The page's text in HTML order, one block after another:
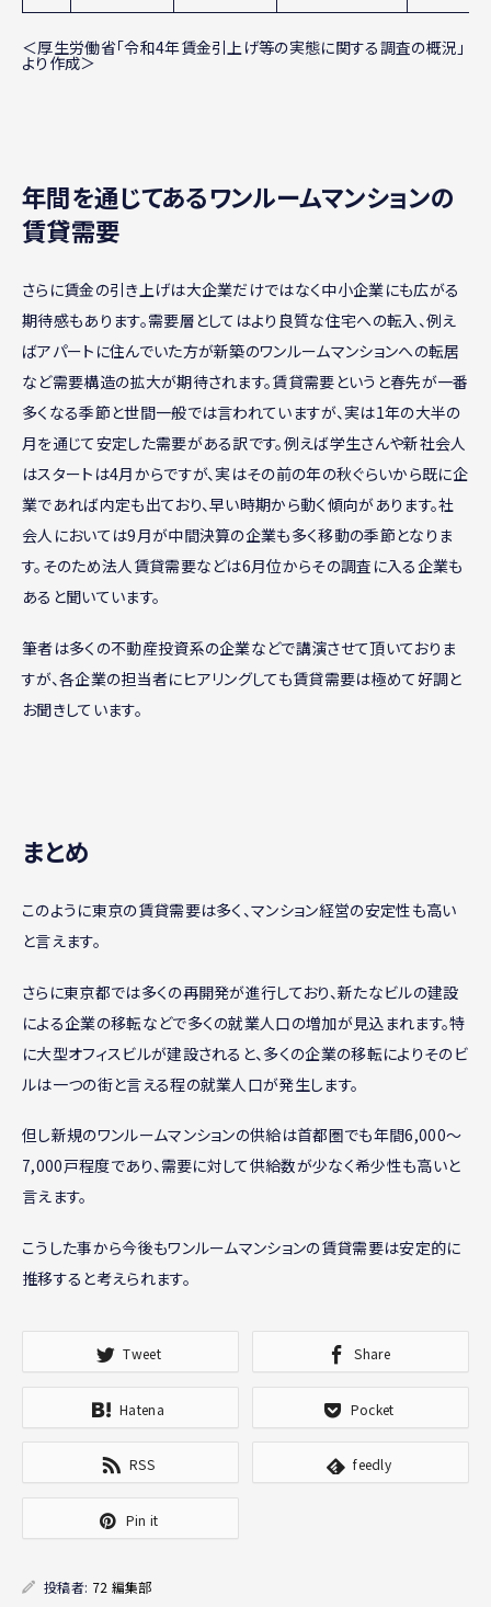
＜厚生労働省「令和4年賃金引上げ等の実態に関する調査の概況」
より作成＞
年間を通じてあるワンルームマンションの
賃貸需要
さらに賃金の引き上げは大企業だけではなく中小企業にも広がる
期待感もあります。需要層としてはより良質な住宅への転入、例え
ばアパートに住んでいた方が新築のワンルームマンションへの転居
など需要構造の拡大が期待されます。賃貸需要というと春先が一番
多くなる季節と世間一般では言われていますが、実は1年の大半の
月を通じて安定した需要がある訳です。例えば学生さんや新社会人
はスタートは4月からですが、実はその前の年の秋ぐらいから既に企
業であれば内定も出ており、早い時期から動く傾向があります。社
会人においては9月が中間決算の企業も多く移動の季節となりま
す。そのため法人賃貸需要などは6月位からその調査に入る企業も
あると聞いています。
筆者は多くの不動産投資系の企業などで講演させて頂いておりま
すが、各企業の担当者にヒアリングしても賃貸需要は極めて好調と
お聞きしています。
まとめ
このように東京の賃貸需要は多く、マンション経営の安定性も高い
と言えます。
さらに東京都では多くの再開発が進行しており、新たなビルの建設
による企業の移転などで多くの就業人口の増加が見込まれます。特
に大型オフィスビルが建設されると、多くの企業の移転によりそのビ
ルは一つの街と言える程の就業人口が発生します。
但し新規のワンルームマンションの供給は首都圏でも年間6,000～
7,000戸程度であり、需要に対して供給数が少なく希少性も高いと
言えます。
こうした事から今後もワンルームマンションの賃貸需要は安定的に
推移すると考えられます。
Tweet Share
Hatena Pocket
RSS feedly
Pin it
投稿者: 72 編集部